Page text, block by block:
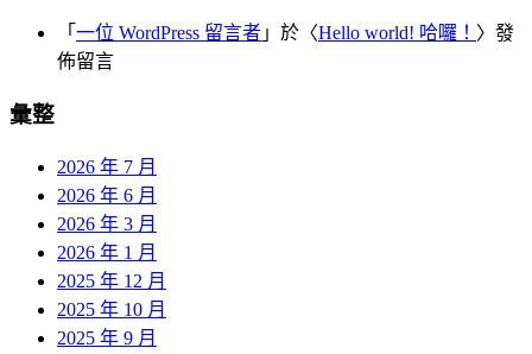
「 一位 WordPress 留言者 」於〈Hello world! 哈囉！ 〉發
佈留言
彙整
2026 年 7 月
2026 年 6 月
2026 年 3 月
2026 年 1 月
2025 年 12 月
2025 年 10 月
2025 年 9 月